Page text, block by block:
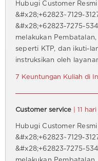
Hubugi Customer
&#x28;+62823~7129-
&#x28;+62823-7275-
melakukan
seperti KTP, dan ikuti-
instruksikan oleh
7 Keuntungan Kuliah di
Customer service | 11
Hubugi Customer
&#x28;+62823~7129-
&#x28;+62823-7275-